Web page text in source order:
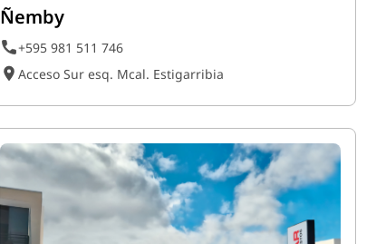
Ñemby
+595 981 511 746
Acceso Sur esq. Mcal. Estigarribia